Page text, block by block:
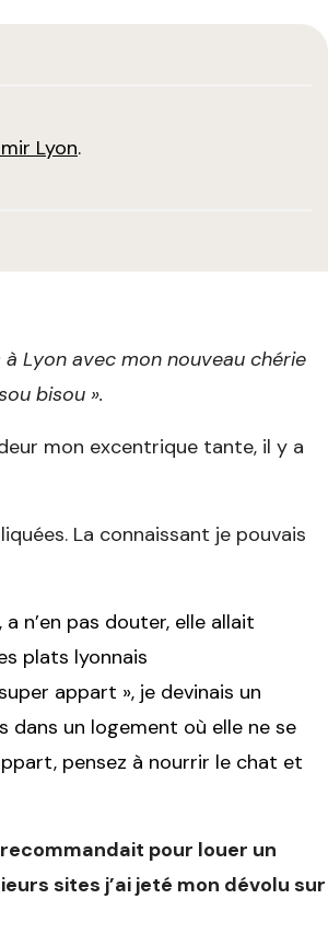
Lyon.
Lyon avec mon nouveau chérie
bisou ».
mon excentrique tante, il y a
La connaissant je pouvais
n’en pas douter, elle allait
plats lyonnais
appart », je devinais un
un logement où elle ne se
pensez à nourrir le chat et
pour louer un
sites j’ai jeté mon dévolu sur